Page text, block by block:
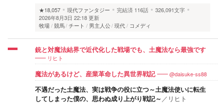
★18,057
現代ファンタジー 完結済 116話
326,091文字
2026年8月3日 22:18 更新
牧場 競馬 チート 男主人公 現代 コメディ
銃と対魔法結界で近代化した戦場でも、土魔法なら最強です
リヒト
魔法があるけど、産業革命した異世界戦記 @daisuke-ss88
不遇だった土魔法、実は戦争の役に立つ～土魔法使いに転生
してしまった僕の、思わぬ成り上がり戦記～ ／ リヒト